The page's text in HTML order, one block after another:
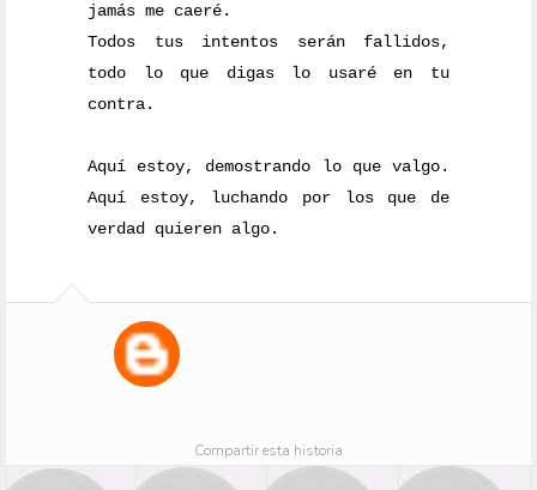
jamás me caeré.
Todos tus intentos serán fallidos,
todo lo que digas lo usaré en tu
contra.
Aquí estoy, demostrando lo que valgo.
Aquí estoy, luchando por los que de
verdad quieren algo.
Compartir esta historia